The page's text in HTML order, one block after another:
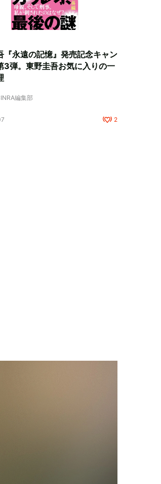
『永遠の記憶』発売記念キャン
3弾。東野圭吾お気に入りの一
編集部
2